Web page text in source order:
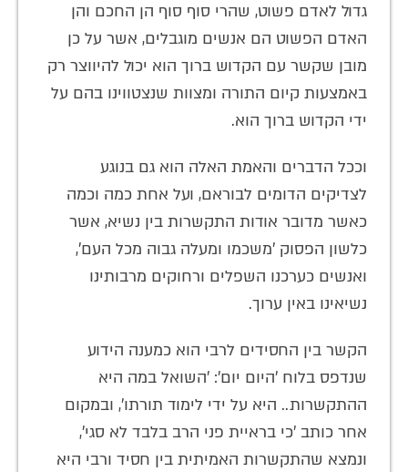
גדול לאדם פשוט, שהרי סוף סוף הן החכם והן
האדם הפשוט הם אנשים מוגבלים, אשר על כן
מובן שקשר עם הקדוש ברוך הוא יכול להיווצר רק
באמצעות קיום התורה ומצוות שנצטווינו בהם על
ידי הקדוש ברוך הוא.
וככל הדברים והאמת האלה הוא גם בנוגע
לצדיקים הדומים לבוראם, ועל אחת כמה וכמה
כאשר מדובר אודות התקשרות בין נשיא, אשר
כלשון הפסוק 'משכמו ומעלה גבוה מכל העם',
ואנשים כערכנו השפלים ורחוקים מרבותינו
נשיאינו באין ערוך.
הקשר בין החסידים לרבי הוא כמענה הידוע
שנדפס בלוח 'היום יום': 'השואל במה היא
ההתקשרות.. היא על ידי לימוד תורתו', ובמקום
אחר כותב 'כי בראיית פני הרב בלבד לא סגי',
ונמצא שהתקשרות האמיתית בין חסיד ורבי היא